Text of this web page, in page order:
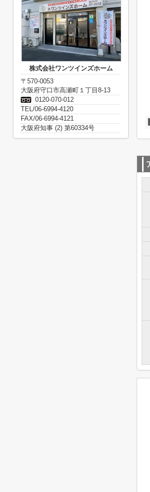
株式会社ワンツインズホーム
〒570-0053
大阪府守口市高瀬町１丁目8-13
0120-070-012
TEL/06-6994-4120
FAX/06-6994-4121
大阪府知事 (2) 第60334号